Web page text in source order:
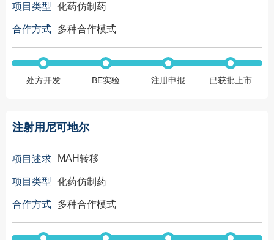
项目类型 化药仿制药
合作方式 多种合作模式
处方开发 BE实验 注册申报 已获批上市
注射用尼可地尔
项目述求 MAH转移
项目类型 化药仿制药
合作方式 多种合作模式